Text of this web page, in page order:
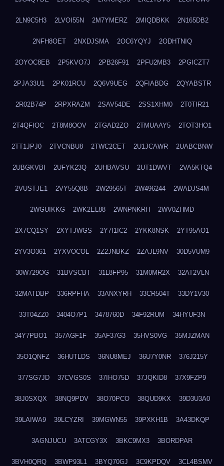
2LN9C5H3 2LVOI55N 2M7YMERZ 2MIQDBKK 2N165DB2
2NFH8OET 2NXDJSMA 2OC6YQYJ 2ODHTNIQ
2OYOC8EB 2P5KVO7J 2PB26F91 2PFU2MB3 2PGICZT7
2PJA33U1 2PK01RCU 2Q6V9UEG 2QFIABDG 2QYABSTR
2R02B74P 2RPXRAZM 2SAV54DE 2SS1XHM0 2T0TIR21
2T4QFIOC 2T8M8OOV 2TGAD2ZO 2TMUAAY5 2TOT3HO1
2TT1JPJ0 2TVCNBU8 2TWC2CET 2U1JCAWR 2UABCBNW
2UBGKVBI 2UFYK23Q 2UHBAVSU 2UT1DWVT 2VA5KTQ4
2VUSTJE1 2VY55Q8B 2W29565T 2W496244 2WADJS4M
2WGUIKKG 2WK2EL88 2WNPNKRH 2WV0ZHMD
2X7CQ1SY 2XYTJWGS 2Y7I1IC2 2YKK8NSK 2YT95AO1
2YV3O361 2YXVOCOL 2Z2JNBKZ 2ZAJL9NV 30D5VUM9
30W729OG 31BVSCBT 31L8FP95 31M0MR2X 32AT2VLN
32MATDBP 336RPFHA 33ANXYRH 33CR504T 33DY1V30
33T04ZZ0 3404O7P1 3478760D 34F92RUM 34HYUF3N
34Y7PBO1 357AGF1F 35AF37G3 35HVS0VG 35MJZMAN
35O1QNFZ 36HUTLDS 36NU8MEJ 36U7Y0NR 376J215Y
377SG7JD 37CVGS0S 37IHO75D 37JQKID8 37X9FZP9
38J0SXQX 38NQ9PDV 38O70PCO 38QUD9KX 39D3U3A0
39LAIWA9 39LCYZRI 39MGWN55 39PXKH1B 3A43DKQP
3AGNJUCU 3ATCGY3X 3BKC9MX3 3BORDPAR
3BVH0QRQ 3BWP93L1 3BYQ70GJ 3C9KPDQV 3CL4BSMV